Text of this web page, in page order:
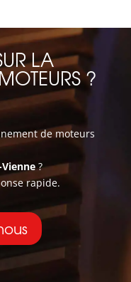
LA
?
de moteurs
Vienne?
rapide.